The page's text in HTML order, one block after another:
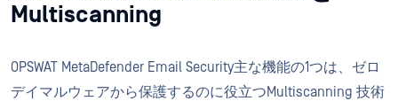
Multiscanning
OPSWAT MetaDefender Email Security主な機能の1つは、ゼロ
デイマルウェアから保護するのに役立つMultiscanning 技術